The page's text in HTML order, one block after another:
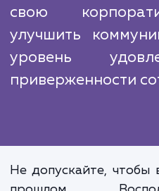
корпоративного
обеспечивая
всем ресурсам